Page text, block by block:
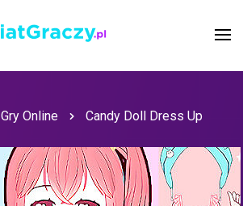
Gry Online Candy Doll Dress Up